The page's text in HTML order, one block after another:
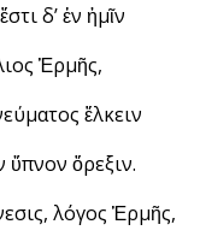
δ’ ἐν ἡμῖν
Ἑρμῆς,
ἕλκειν
ὄρεξιν.
λόγος Ἑρμῆς,